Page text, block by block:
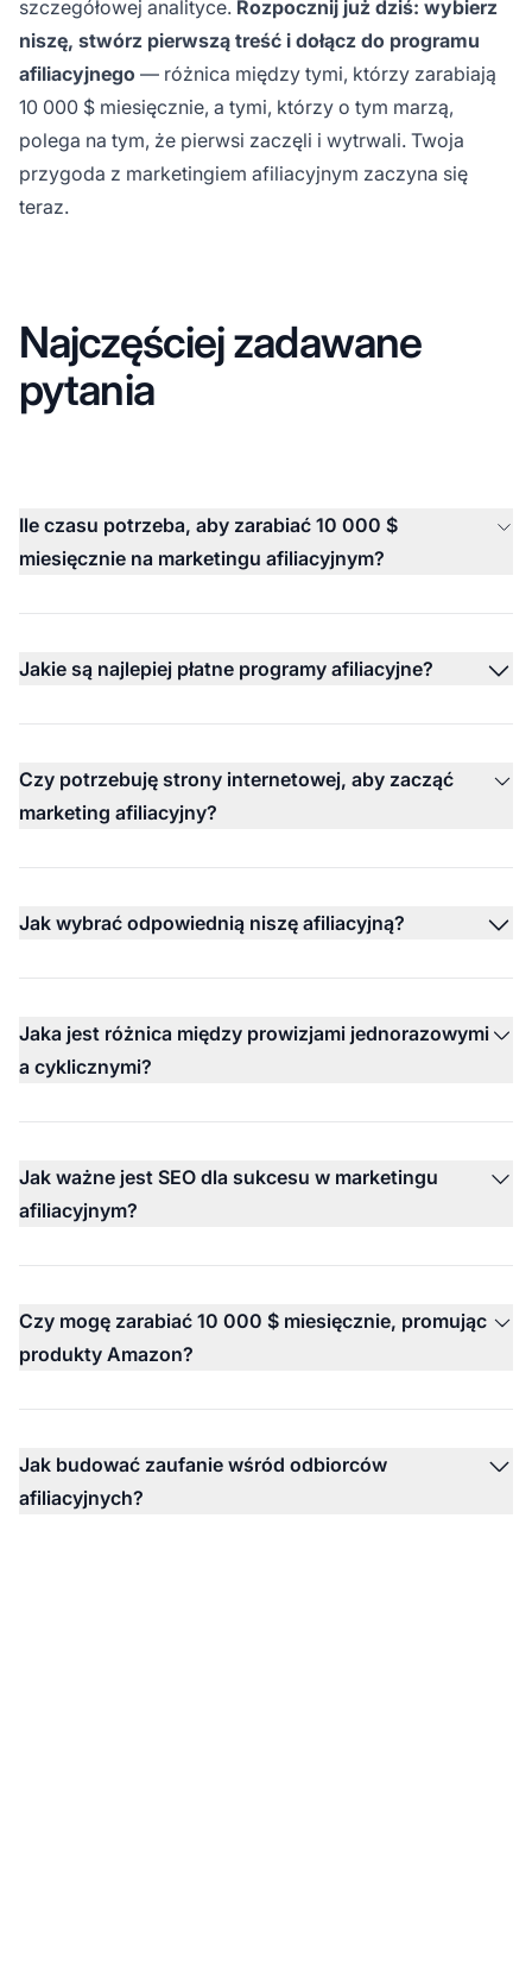
szczegółowej analityce. Rozpocznij już dziś: wybierz
niszę, stwórz pierwszą treść i dołącz do programu
afiliacyjnego — różnica między tymi, którzy zarabiają
10 000 $ miesięcznie, a tymi, którzy o tym marzą,
polega na tym, że pierwsi zaczęli i wytrwali. Twoja
przygoda z marketingiem afiliacyjnym zaczyna się
teraz.
Najczęściej zadawane
pytania
Ile czasu potrzeba, aby zarabiać 10 000 $
miesięcznie na marketingu afiliacyjnym?
Jakie są najlepiej płatne programy afiliacyjne?
Czy potrzebuję strony internetowej, aby zacząć
marketing afiliacyjny?
Jak wybrać odpowiednią niszę afiliacyjną?
Jaka jest różnica między prowizjami jednorazowymi
a cyklicznymi?
Jak ważne jest SEO dla sukcesu w marketingu
afiliacyjnym?
Czy mogę zarabiać 10 000 $ miesięcznie, promując
produkty Amazon?
Jak budować zaufanie wśród odbiorców
afiliacyjnych?